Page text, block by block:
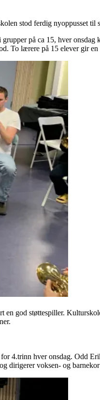
stod ferdig nyoppusset til
på ca 15, hver
To lærere på 15 elever gir
en god støttespiller.
4.trinn hver onsdag. Odd
dirigerer voksen- og